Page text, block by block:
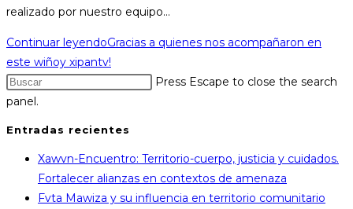
realizado por nuestro equipo…
Continuar leyendoGracias a quienes nos acompañaron en
este wiñoy xipantv!
Press Escape to close the search
panel.
Entradas recientes
Xawvn-Encuentro: Territorio-cuerpo, justicia y cuidados.
Fortalecer alianzas en contextos de amenaza
Fvta Mawiza y su influencia en territorio comunitario